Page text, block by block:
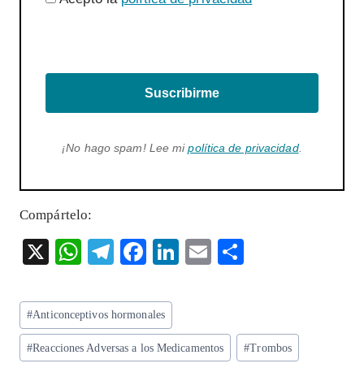
Suscribirme
¡No hago spam! Lee mipolítica de privacidad.
Compártelo:
X
W
ts
A
p
T
eg
ra
m
F
eb
o
o
Li
dI
n
E
l
Etiquetas
de
la
#Anticonceptivos hormonales
#Reacciones Adversas a los Medicamentos #Trombos